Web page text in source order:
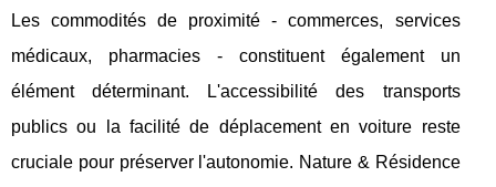
Les commodités de proximité - commerces, services
médicaux, pharmacies - constituent également un
élément déterminant. L'accessibilité des transports
publics ou la facilité de déplacement en voiture reste
cruciale pour préserver l'autonomie. Nature & Résidence